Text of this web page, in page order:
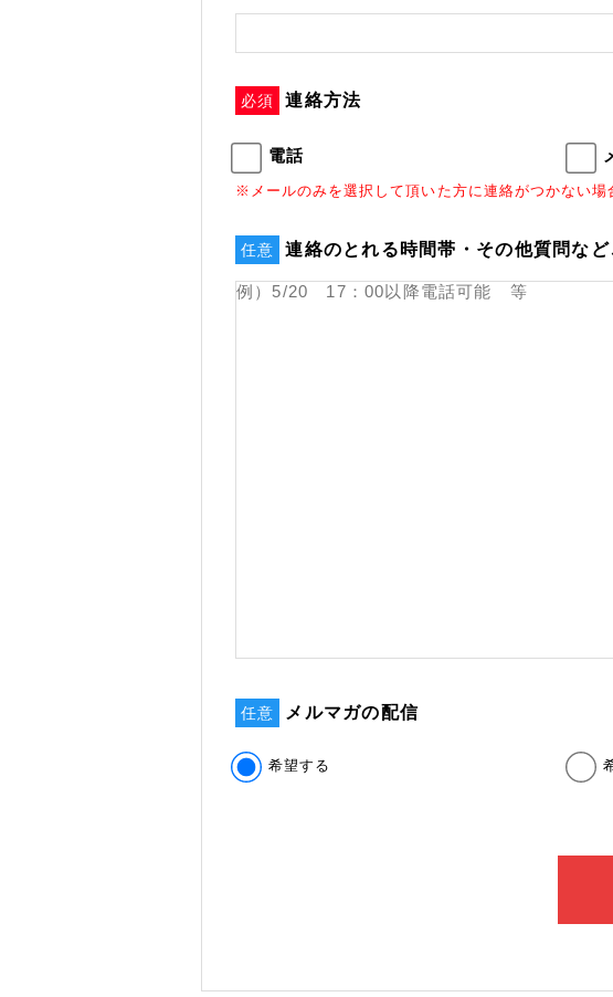
必須 連絡方法
電話
※メールのみを選択して頂いた方に連絡がつかない場
任意 連絡のとれる時間帯・その他質問な
任意 メルマガの配信
希望する